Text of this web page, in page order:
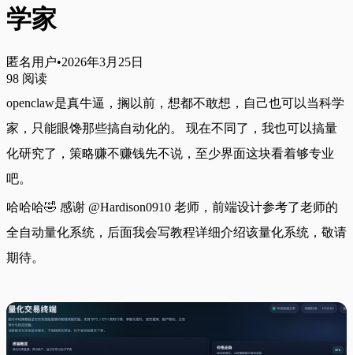
学家
匿名用户•2026年3月25日
98 阅读
openclaw是真牛逼，搁以前，想都不敢想，自己也可以当科学
家，只能眼馋那些搞自动化的。 现在不同了，我也可以搞量
化研究了，策略赚不赚钱先不说，至少界面这块看着够专业
吧。
哈哈哈🤣 感谢 @Hardison0910 老师，前端设计参考了老师的
全自动量化系统，后面我会写教程详细介绍该量化系统，敬请
期待。